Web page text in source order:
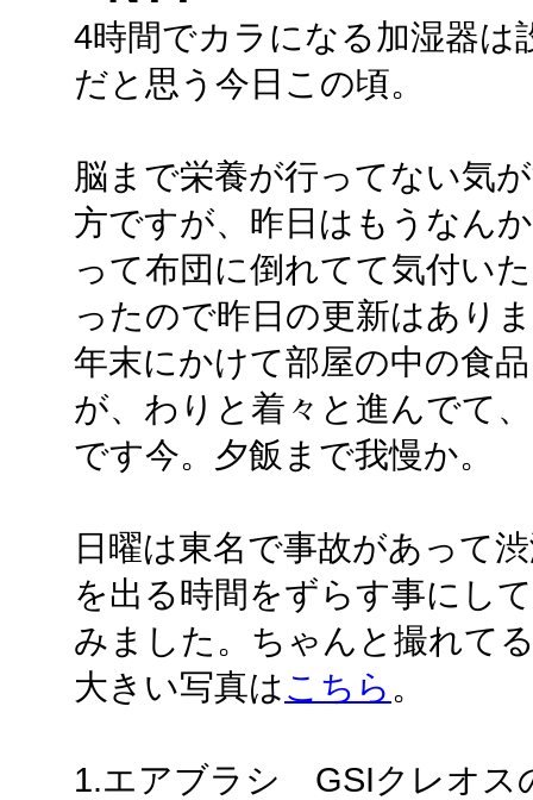
4時間でカラになる加湿器は
だと思う今日この頃。
脳まで栄養が行ってない気
方ですが、昨日はもうなん
って布団に倒れてて気付い
ったので昨日の更新はあり
年末にかけて部屋の中の食
が、わりと着々と進んでて
です今。夕飯まで我慢か。
日曜は東名で事故があって
を出る時間をずらす事にし
みました。ちゃんと撮れて
大きい写真はこちら 。
1.エアブラシ GSIクレオス